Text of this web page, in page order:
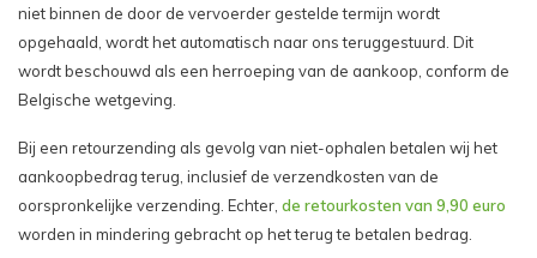
niet binnen de door de vervoerder gestelde termijn wordt
opgehaald, wordt het automatisch naar ons teruggestuurd. Dit
wordt beschouwd als een herroeping van de aankoop, conform de
Belgische wetgeving.
Bij een retourzending als gevolg van niet-ophalen betalen wij het
aankoopbedrag terug, inclusief de verzendkosten van de
oorspronkelijke verzending. Echter, de retourkosten van 9,90 euro
worden in mindering gebracht op het terug te betalen bedrag.